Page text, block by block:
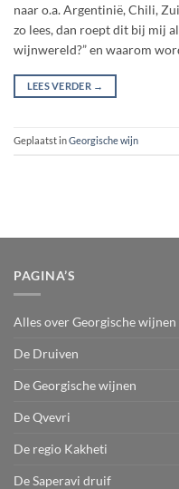
naar o.a. Argentinië, Chili,
zo lees, dan roept dit bij mij
wijnwereld?” en waarom
LEES VERDER →
Geplaatst inGeorgische wijn
PAGINA’S
Alles over Georgische
De Druiven
De Georgische wijnen
De Qvevri
De regio Kakheti
De Saperavi druif